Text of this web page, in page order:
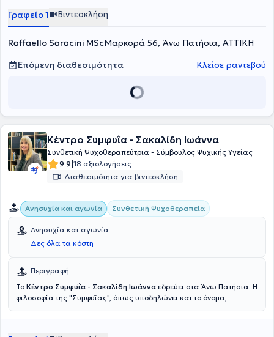
ανάπτυξη.
Γραφείο 1 Βιντεοκλήση
Raffaello Saracini MScΜαρκορά 56, Άνω Πατήσια, ΑΤΤΙΚΗ
Επόμενη διαθεσιμότητα
Κλείσε ραντεβού
Κέντρο Συμφυΐα - Σακαλίδη Ιωάννα
Συνθετική Ψυχοθεραπεύτρια - Σύμβουλος Ψυχικής Υγείας
9.9|18 αξιολογήσεις
Διαθεσιμότητα για βιντεοκλήση
Ανησυχία και αγωνία Συνθετική Ψυχοθεραπεία
Ανησυχία και αγωνία
Δες όλα τα κόστη
Περιγραφή
Το Κέντρο Συμφυΐα - Σακαλίδη Ιωάννα εδρεύει στα Άνω Πατήσια. Η
φιλοσοφία της "Συμφυΐας", όπως υποδηλώνει και το όνομα,
του εαυτού, δίνοντας έμφαση στην ιδέα της ολοκλήρωσης και της